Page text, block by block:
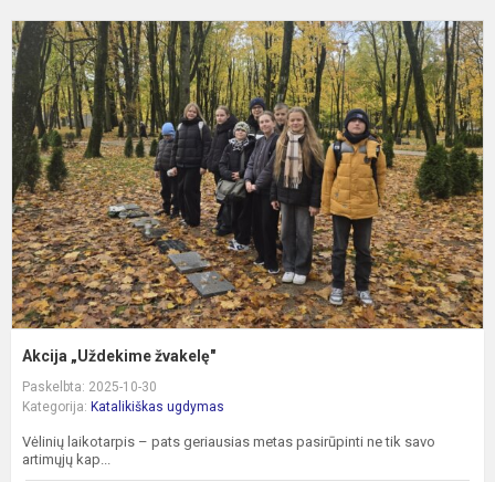
Akcija „Uždekime žvakelę"
Paskelbta: 2025-10-30
Kategorija: Katalikiškas ugdymas
Vėlinių laikotarpis – pats geriausias metas pasirūpinti ne tik savo
artimųjų kap...